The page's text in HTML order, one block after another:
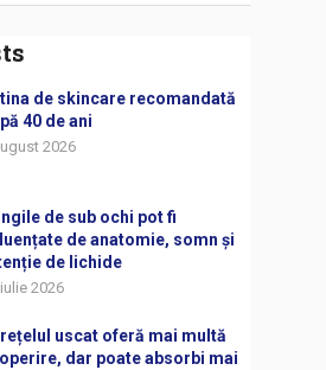
de skincare recomandată
40 de ani
2026
de sub ochi pot fi
de anatomie, somn și
de lichide
2026
uscat oferă mai multă
dar poate absorbi mai